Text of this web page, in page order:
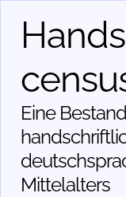
Eine
Mittelalters